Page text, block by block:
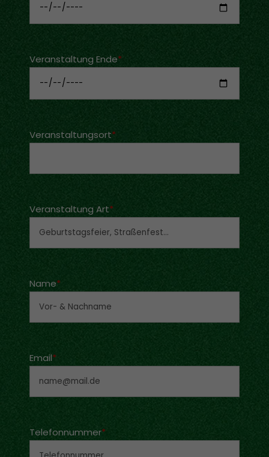
Veranstaltung Ende*
Veranstaltungsort*
Veranstaltung Art*
Name*
Email*
Telefonnummer*